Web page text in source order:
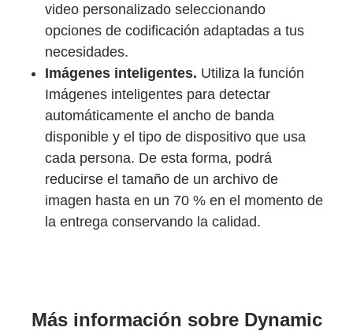
video personalizado seleccionando
opciones de codificación adaptadas a tus
necesidades.
Imágenes inteligentes. Utiliza la función
Imágenes inteligentes para detectar
automáticamente el ancho de banda
disponible y el tipo de dispositivo que usa
cada persona. De esta forma, podrá
reducirse el tamaño de un archivo de
imagen hasta en un 70 % en el momento de
la entrega conservando la calidad.
Más información sobre Dynamic